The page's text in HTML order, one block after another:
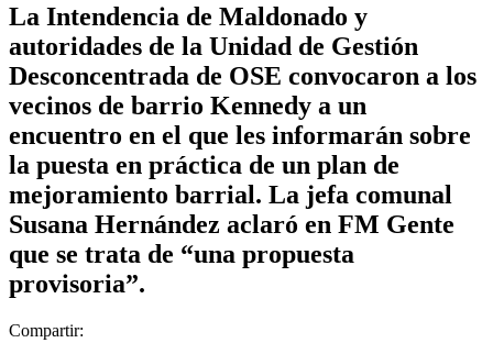
La Intendencia de Maldonado y
autoridades de la Unidad de Gestión
Desconcentrada de OSE convocaron a los
vecinos de barrio Kennedy a un
encuentro en el que les informarán sobre
la puesta en práctica de un plan de
mejoramiento barrial. La jefa comunal
Susana Hernández aclaró en FM Gente
que se trata de “una propuesta
provisoria”.
Compartir: